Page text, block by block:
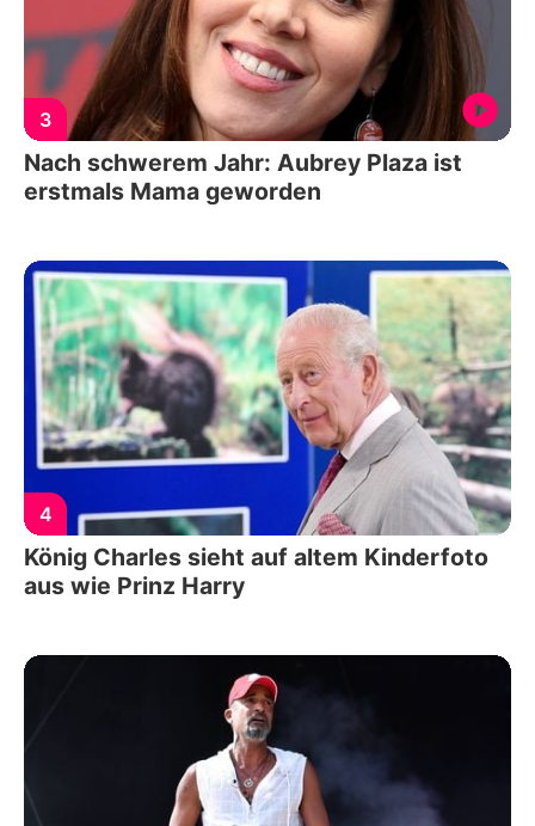
3
Nach schwerem Jahr: Aubrey Plaza ist
erstmals Mama geworden
4
König Charles sieht auf altem Kinderfoto
aus wie Prinz Harry